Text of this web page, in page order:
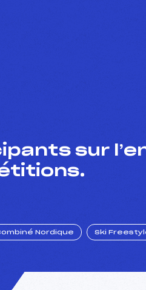
sur
Nordique Ski